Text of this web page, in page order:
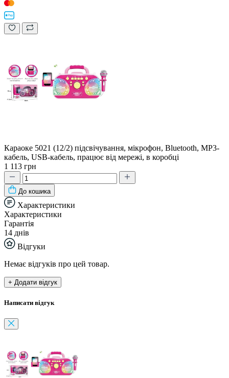
Караоке 5021 (12/2) підсвічування, мікрофон, Bluetooth, MP3-
кабель, USB-кабель, працює від мережі, в коробці
1 113 грн
До кошика
Характеристики
Характеристики
Гарантія
14 днів
Відгуки
Немає відгуків про цей товар.
+ Додати відгук
Написати відгук